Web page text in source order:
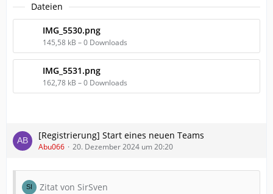
Dateien
IMG_5530.png
145,58 kB – 0 Downloads
IMG_5531.png
162,78 kB – 0 Downloads
[Registrierung] Start eines neuen Teams
Abu066 20. Dezember 2024 um 20:20
Zitat von SirSven